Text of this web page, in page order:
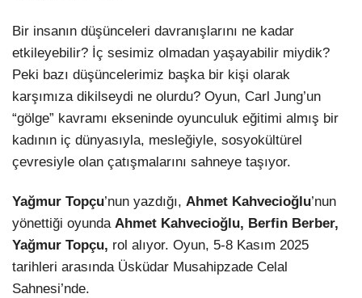
Bir insanın düşünceleri davranışlarını ne kadar
etkileyebilir? İç sesimiz olmadan yaşayabilir miydik?
Peki bazı düşüncelerimiz başka bir kişi olarak
karşımıza dikilseydi ne olurdu? Oyun, Carl Jung’un
“gölge” kavramı ekseninde oyunculuk eğitimi almış bir
kadının iç dünyasıyla, mesleğiyle, sosyokültürel
çevresiyle olan çatışmalarını sahneye taşıyor.
Yağmur Topçu’nun yazdığı, Ahmet Kahvecioğlu’nun
yönettiği oyunda Ahmet Kahvecioğlu, Berfin Berber,
Yağmur Topçu, rol alıyor. Oyun, 5-8 Kasım 2025
tarihleri arasında Üsküdar Musahipzade Celal
Sahnesi’nde.